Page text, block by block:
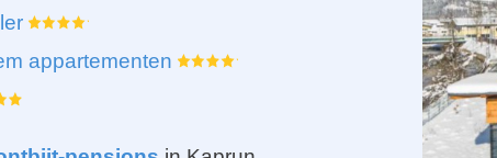
appartementen